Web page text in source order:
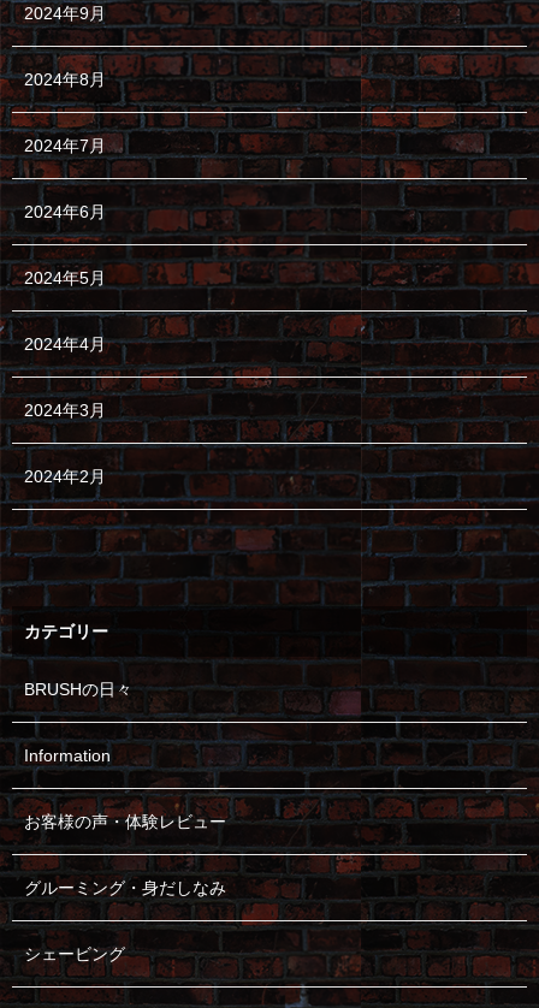
2024年9月
2024年8月
2024年7月
2024年6月
2024年5月
2024年4月
2024年3月
2024年2月
カテゴリー
BRUSHの日々
Information
お客様の声・体験レビュー
グルーミング・身だしなみ
シェービング